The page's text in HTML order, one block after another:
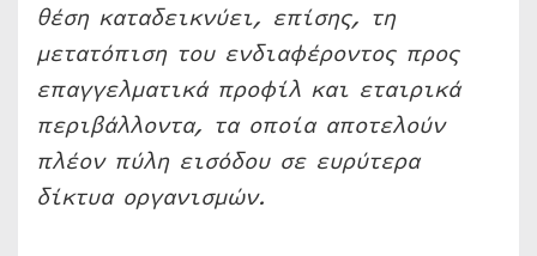
θέση καταδεικνύει, επίσης, τη
μετατόπιση του ενδιαφέροντος προς
επαγγελματικά προφίλ και εταιρικά
περιβάλλοντα, τα οποία αποτελούν
πλέον πύλη εισόδου σε ευρύτερα
δίκτυα οργανισμών.